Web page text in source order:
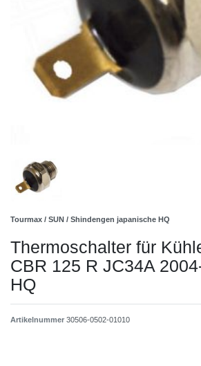
Tourmax / SUN / Shindengen japanische HQ
Thermoschalter für
CBR 125 R JC34A
HQ
Artikelnummer 30506-0502-01010